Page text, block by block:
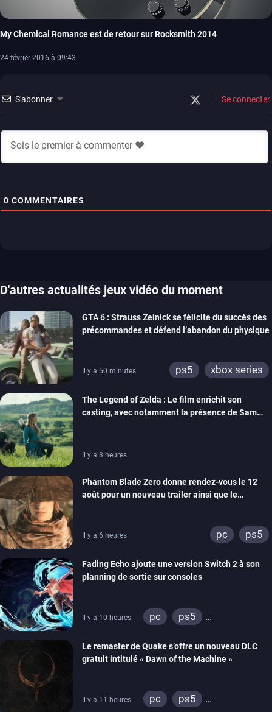
My Chemical Romance est de retour sur Rocksmith 2014
24 février 2016 à 09:43
S'abonner Se connecter
0 COMMENTAIRES
D'autres actualités jeux vidéo du moment
GTA 6 : Strauss Zelnick se félicite du succès des
précommandes et défend l’abandon du physique
Il y a 50 minutes ps5 xbox series
The Legend of Zelda : Le film enrichit son
casting, avec notamment la présence de Sam
Il y a 3 heures
Phantom Blade Zero donne rendez-vous le 12
août pour un nouveau trailer ainsi que le
Il y a 6 heures pc ps5
Fading Echo ajoute une version Switch 2 à son
planning de sortie sur consoles
Il y a 10 heures pc
ps5
Le remaster de Quake s’offre un nouveau DLC
gratuit intitulé « Dawn of the Machine »
Il y a 11 heures pc
ps5